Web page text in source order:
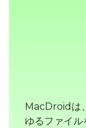
MacDroidは
ゆるファイ